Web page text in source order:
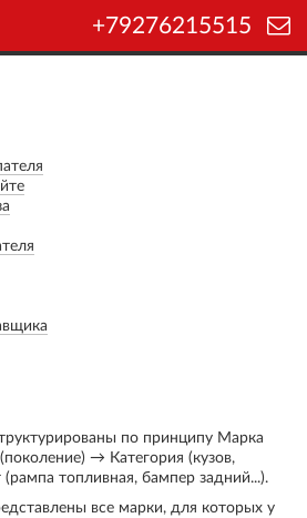
+79276215515
по принципу Марка
→ Категория (кузов,
топливная, бампер задний...).
все марки, для которых у